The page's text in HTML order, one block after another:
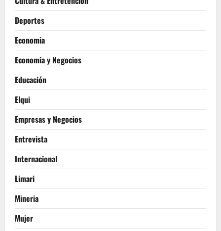
Deportes
Economia
Economia y Negocios
Educación
Elqui
Empresas y Negocios
Entrevista
Internacional
Limari
Mineria
Mujer